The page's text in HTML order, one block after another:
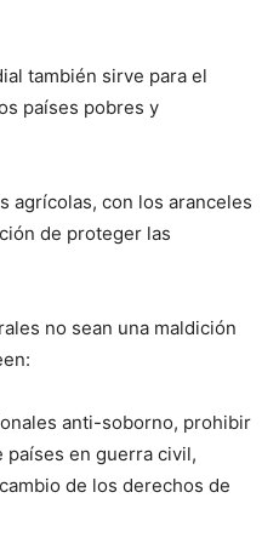
también sirve para el
países pobres y
agrícolas, con los aranceles
de proteger las
no sean una maldición
anti-soborno, prohibir
en guerra civil,
de los derechos de